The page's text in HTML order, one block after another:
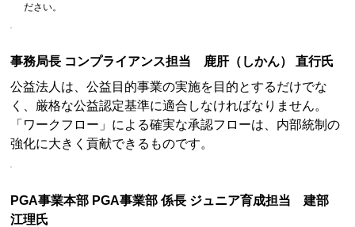
ださい。
事務局長 コンプライアンス担当 鹿肝（しかん） 直行氏
公益法人は、公益目的事業の実施を目的とするだけでな
く、厳格な公益認定基準に適合しなければなりません。
「ワークフロー」による確実な承認フローは、内部統制の
強化に大きく貢献できるものです。
PGA事業本部 PGA事業部 係長 ジュニア育成担当 建部
江理氏